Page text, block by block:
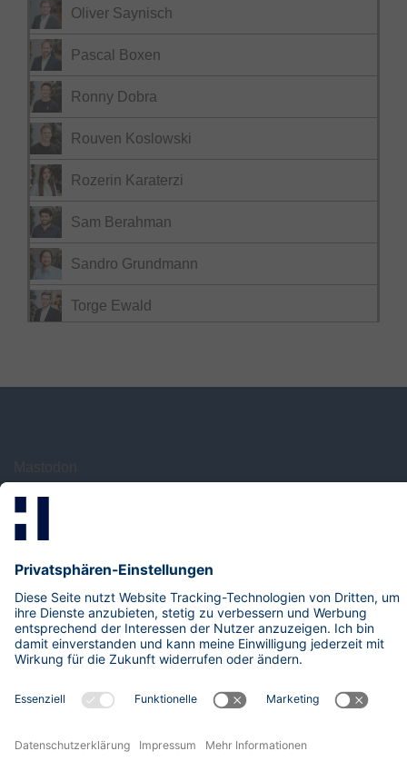
Oliver Saynisch
Pascal Boxen
Ronny Dobra
Rouven Koslowski
Rozerin Karaterzi
Sam Berahman
Sandro Grundmann
Torge Ewald
Xing
research@hisolutions.com
Kontakt
HiSolutions AG
Impressum
Datenschutzhinweise